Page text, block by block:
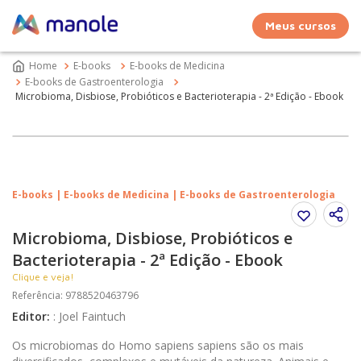
Meus cursos
E-books
E-books de Medicina
E-books de Gastroenterologia
Microbioma, Disbiose, Probióticos e Bacterioterapia - 2ª Edição - Ebook
E-books | E-books de Medicina | E-books de Gastroenterologia
Microbioma, Disbiose, Probióticos e
Bacterioterapia - 2ª Edição - Ebook
Clique e veja!
Referência: 9788520463796
Editor: : Joel Faintuch
Os microbiomas do Homo sapiens sapiens são os mais